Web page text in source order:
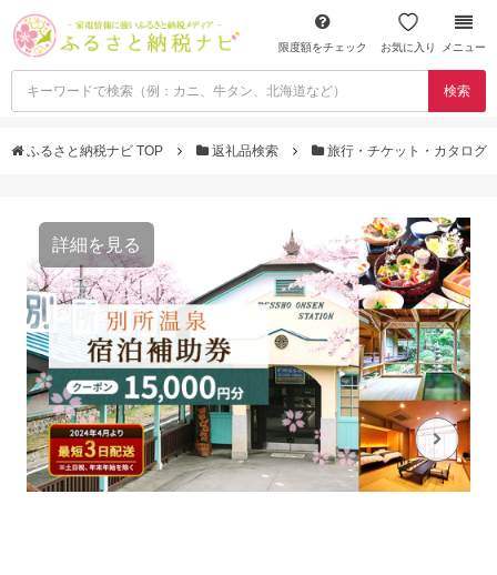
限度額をチェック お気に入り メニュー
検索
ふるさと納税ナビ TOP 返礼品検索 旅行・チケット・カタログ
詳細を見る